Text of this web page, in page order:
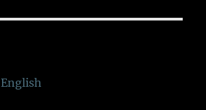
English